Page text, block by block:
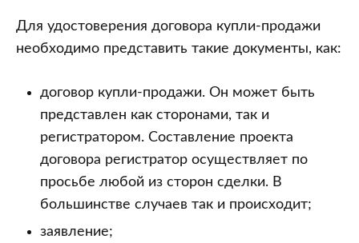
Для удостоверения договора купли-продажи
необходимо представить такие документы, как:
договор купли-продажи. Он может быть
представлен как сторонами, так и
регистратором. Составление проекта
договора регистратор осуществляет по
просьбе любой из сторон сделки. В
большинстве случаев так и происходит;
заявление;